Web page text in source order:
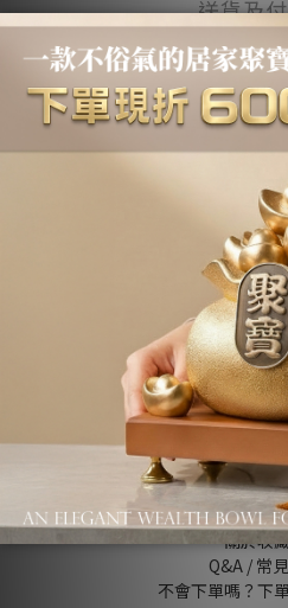
商品描述
送貨及
式
商品
About
品牌故
退換貨
關於收
Q&A / 常
不會下單嗎？下